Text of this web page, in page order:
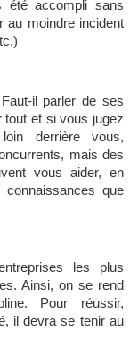
été accompli sans
au moindre incident
il parler de ses
tout et si vous jugez
derrière vous,
mais des
vous aider, en
que
les plus
Ainsi, on se rend
Pour réussir,
il devra se tenir au